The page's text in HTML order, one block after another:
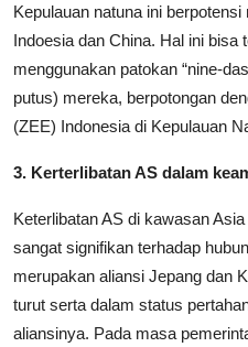
Kepulauan natuna ini
Indoesia dan China. Hal ini bisa
menggunakan patokan “nine-
putus) mereka, berpotongan
(ZEE) Indonesia di Kepulauan
3. Kerterlibatan AS dalam
Keterlibatan AS di kawasan
sangat signifikan terhadap
merupakan aliansi Jepang dan
turut serta dalam status
aliansinya. Pada masa